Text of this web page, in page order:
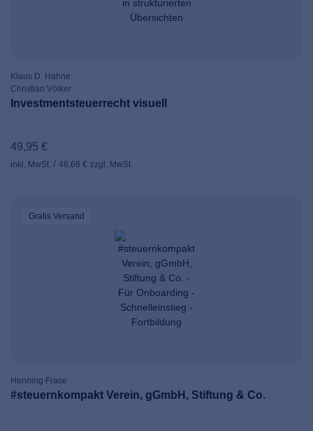
Klaus D. Hahne
Christian Völker
Investmentsteuerrecht visuell
49,95 €
inkl. MwSt. 46,68 € zzgl. MwSt.
Gratis Versand
Henning Frase
#steuernkompakt Verein, gGmbH, Stiftung & Co.